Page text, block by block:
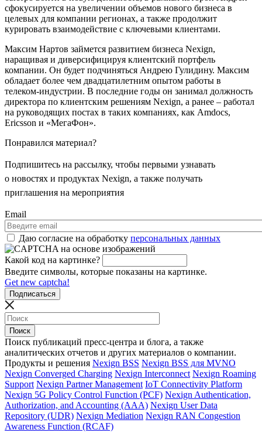
сфокусируется на увеличении объемов нового бизнеса в
целевых для компании регионах, а также продолжит
курировать взаимодействие с ключевыми клиентами.
Максим Нартов займется развитием бизнеса Nexign,
наращивая и диверсифицируя клиентский портфель
компании. Он будет подчиняться Андрею Гулидину. Максим
обладает более чем двадцатилетним опытом работы в
телеком-индустрии. В последние годы он занимал должность
директора по клиентским решениям Nexign, а ранее – работал
на руководящих постах в таких компаниях, как Amdocs,
Ericsson и «МегаФон».
Понравился материал?
Подпишитесь на рассылку, чтобы первыми узнавать
о новостях и продуктах Nexign, а также получать
приглашения на мероприятия
Email
Даю согласие на обработку персональных данных
Какой код на картинке?
Введите символы, которые показаны на картинке.
Get new captcha!
Поиск публикаций пресс-центра и блога, а также
аналитических отчетов и других материалов о компании.
Продукты и решения Nexign BSS Nexign BSS для MVNO
Nexign Converged Charging Nexign Interconnect Nexign Roaming
Support Nexign Partner Management IoT Connectivity Platform
Nexign 5G Policy Control Function (PCF) Nexign Authentication,
Authorization, and Accounting (AAA) Nexign User Data
Repository (UDR) Nexign Mediation Nexign RAN Congestion
Awareness Function (RCAF)